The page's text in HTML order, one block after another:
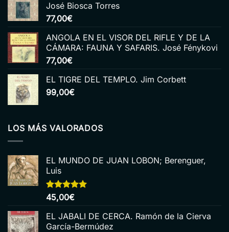
José Biosca Torres
77,00€
ANGOLA EN EL VISOR DEL RIFLE Y DE LA
CÁMARA: FAUNA Y SAFARIS. José Fénykovi
77,00€
EL TIGRE DEL TEMPLO. Jim Corbett
99,00€
LOS MÁS VALORADOS
EL MUNDO DE JUAN LOBON; Berenguer,
Luis
Valorado
con
de 5
45,00€
EL JABALI DE CERCA. Ramón de la Cierva
García-Bermúdez